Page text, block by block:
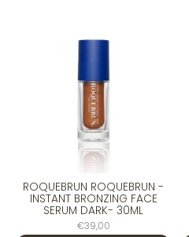
ROQUEBRUN ROQUEBRUN -
INSTANT BRONZING FACE
SERUM DARK- 30ML
€39,00